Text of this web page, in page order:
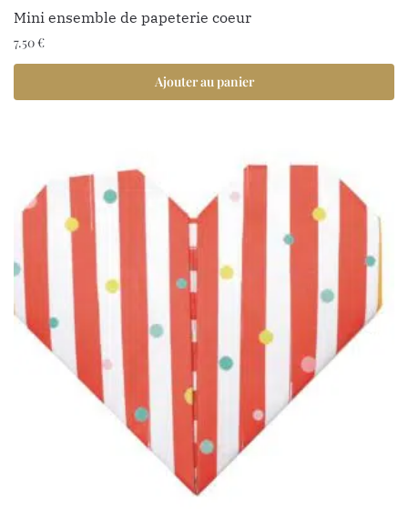
Mini ensemble de papeterie coeur
7.50€
Ajouter au panier